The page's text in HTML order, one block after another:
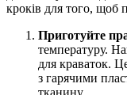
кроків для того, щоб
Приготуйте
температуру.
для краваток.
з гарячими
тканину.